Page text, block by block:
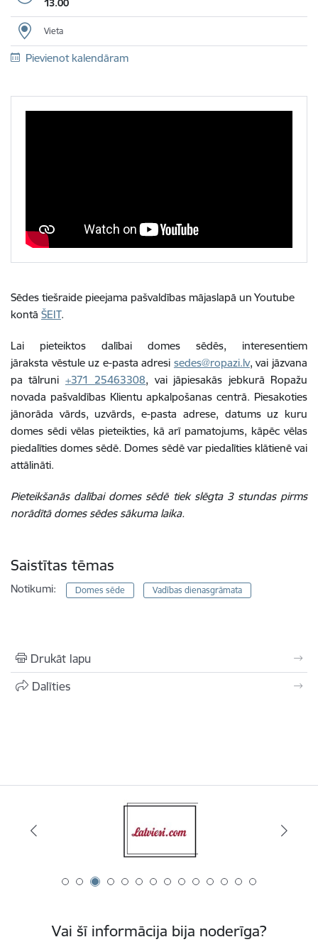
Vieta
Pievienot kalendāram
Sēdes tiešraide pieejama pašvaldības mājaslapā un Youtube
kontā ŠEIT.
Lai pieteiktos dalībai domes sēdēs, interesentiem
jāraksta vēstule uz e-pasta adresi sedes@ropazi.lv, vai jāzvana
pa tālruni +371 25463308, vai jāpiesakās jebkurā Ropažu
novada pašvaldības Klientu apkalpošanas centrā. Piesakoties
jānorāda vārds, uzvārds, e-pasta adrese, datums uz kuru
domes sēdi vēlas pieteikties, kā arī pamatojums, kāpēc vēlas
piedalīties domes sēdē. Domes sēdē var piedalīties klātienē vai
attālināti.
Pieteikšanās dalībai domes sēdē tiek slēgta 3 stundas pirms
norādītā domes sēdes sākuma laika.
Saistītas tēmas
Notikumi: Domes sēde Vadības dienasgrāmata
Drukāt lapu
Dalīties
Vai šī informācija bija noderīga?